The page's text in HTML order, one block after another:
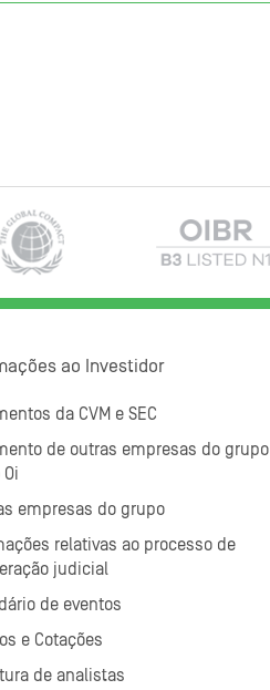
ao Investidor
da CVM e SEC
de outras empresas do grupo
empresas do grupo
relativas ao processo de
judicial
de eventos
e Cotações
de analistas